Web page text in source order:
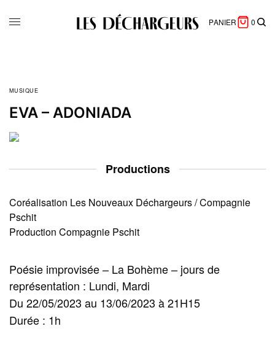
PANIER 0
MUSIQUE
EVA – ADONIADA
Productions
Coréalisation Les Nouveaux Déchargeurs / Compagnie
Pschit
Production Compagnie Pschit
Poésie improvisée – La Bohème – jours de
représentation : Lundi, Mardi
Du 22/05/2023 au 13/06/2023 à 21H15
Durée : 1h